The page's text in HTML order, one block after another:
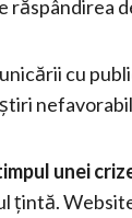
cu
unei
țintă.